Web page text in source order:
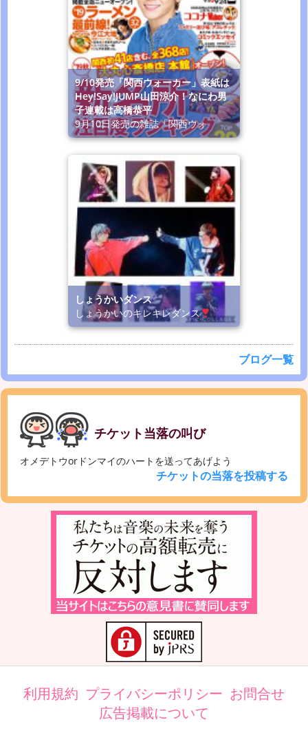
9/10発売「関西ウォーカー」表紙は
Hey!Say!JUMP山田涼介！なにわ男
子連載は高橋恭平
9月10日発売の雑誌「関西ウォ
しょうかいダンス
しょうかいのキレキレダンス
ブログ一覧
チケット当落の叫び
オメデトウorドンマイのハートを送ってあげよう
チケットの当落を投稿する
利用規約 プライバシーポリシー お問合せ
広告掲載について